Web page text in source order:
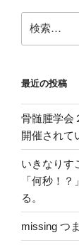
シ
ョ
索:
最近の投稿
骨髄腫学会
開催されて
いきなりす
「何秒！
る。
missing つ